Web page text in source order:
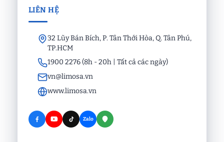
LIÊN HỆ
32 Lũy Bán Bích, P. Tân Thới Hòa, Q. Tân Phú,
TP.HCM
1900 2276 (8h - 20h | Tất cả các ngày)
vn@limosa.vn
www.limosa.vn
Zalo